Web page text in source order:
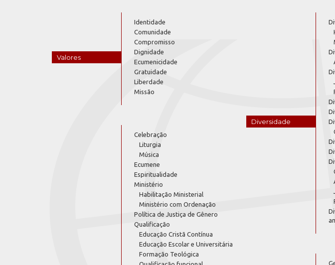
Valores
Identidade
Comunidade
Compromisso
Dignidade
Ecumenicidade
Gratuidade
Liberdade
Missão
Celebração
Liturgia
Música
Ecumene
Espiritualidade
Ministério
Habilitação Ministerial
Ministério com Ordenação
Política de Justiça de Gênero
Qualificação
Educação Cristã Contínua
Educação Escolar e Universitária
Formação Teológica
Diversidade